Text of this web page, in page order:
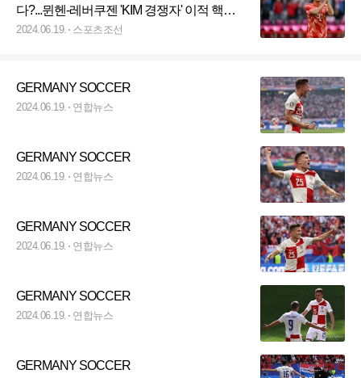
다?...뮌헨-레버쿠젠 'KIM 경쟁자' 이적 핵심
요소 등장→"가속화 요인"
2024.06.19. 스포츠조선
GERMANY SOCCER
2024.06.19. 연합뉴스
GERMANY SOCCER
2024.06.19. 연합뉴스
GERMANY SOCCER
2024.06.19. 연합뉴스
GERMANY SOCCER
2024.06.19. 연합뉴스
GERMANY SOCCER